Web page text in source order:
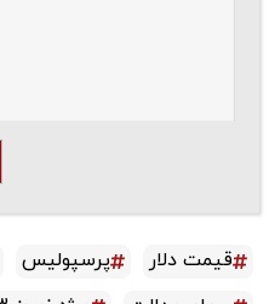
قیمت دلار پرسپولیس